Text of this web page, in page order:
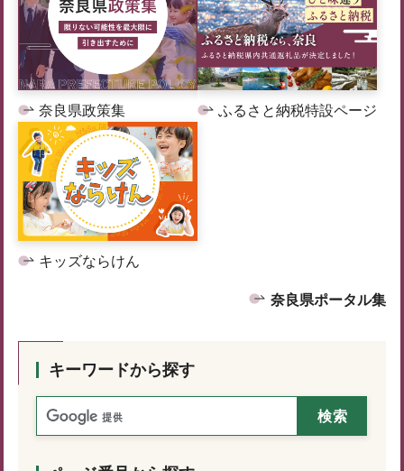
奈良県政策集 ふるさと納税特設ページ
キッズならけん
奈良県ポータル集
キーワードから探す